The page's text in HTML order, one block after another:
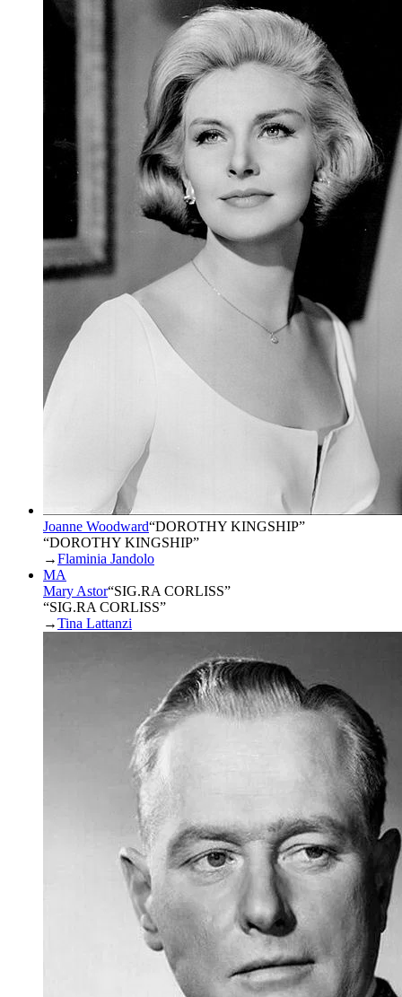
Joanne Woodward“DOROTHY KINGSHIP”
“DOROTHY KINGSHIP”
→Flaminia Jandolo
MA
Mary Astor“SIG.RA CORLISS”
“SIG.RA CORLISS”
→Tina Lattanzi